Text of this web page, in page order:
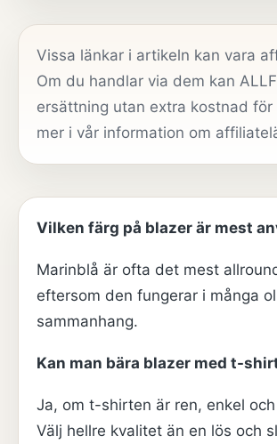
Vissa länkar i artikeln kan vara
Om du handlar via dem kan
ersättning utan extra kostnad för
mer i vår information om
Vilken färg på blazer är mest
Marinblå är ofta det mest
eftersom den fungerar i många
sammanhang.
Kan man bära blazer med t-
Ja, om t-shirten är ren, enkel
Välj hellre kvalitet än en lös och